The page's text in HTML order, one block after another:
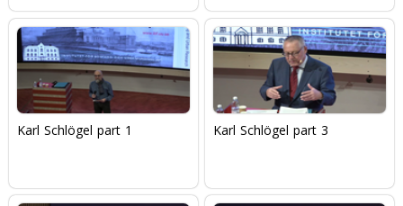
Karl Schlögel part 1 Karl Schlögel part 3